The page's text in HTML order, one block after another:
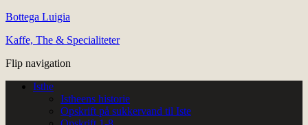
Bottega Luigia
Kaffe, The & Specialiteter
Flip navigation
Isthe
Istheens historie
Opskrift på sukkervand til Iste